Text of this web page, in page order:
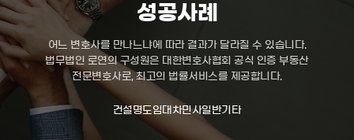
성공사례
어느 변호사를 만나느냐에 따라 결과가 달라질 수 있습니다.
법무법인 로연의 구성원은 대한변호사협회 공식 인증 부동산
전문변호사로, 최고의 법률서비스를 제공합니다.
건설명도임대차민사일반기타